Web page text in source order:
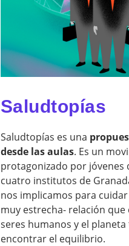
Saludtopías
Saludtopías es una
desde las aulas. Es un
protagonizado por jóvenes
cuatro institutos de
nos implicamos para
muy estrecha- relación que
seres humanos y el
encontrar el equilibrio.